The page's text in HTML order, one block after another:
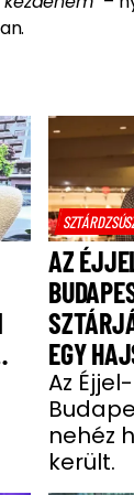
AZ
EGY
LÓGOTT
Az
nehéz
került.